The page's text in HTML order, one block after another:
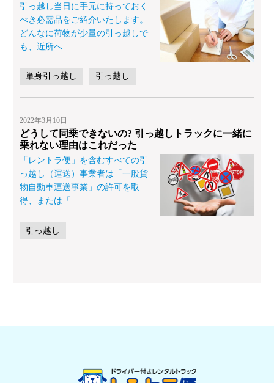
引っ越し当日に手元に持っておく
べき必需品をご紹介いたします。
どんなに荷物が少量の引っ越しで
も、近所へ …
単身引っ越し 引っ越し
2022年3月10日
どうして同乗できないの? 引っ越しトラックに一緒に
乗れない理由はこれだった
「レントラ便」を含むすべての引
っ越し（運送）事業者は「一般貨
物自動車運送事業」の許可を取
得、または「
引っ越し